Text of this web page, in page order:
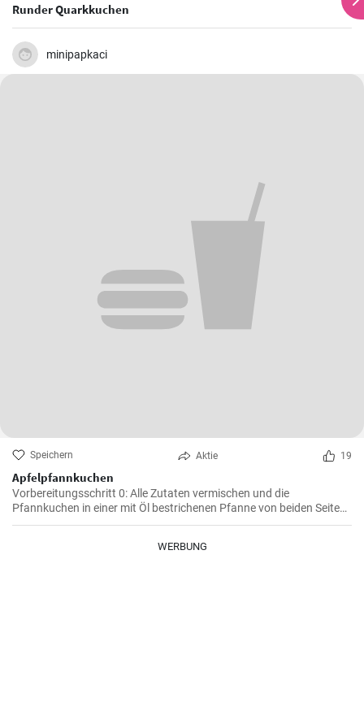
Runder Quarkkuchen
minipapkaci
Speichern Aktie 19
Apfelpfannkuchen
Vorbereitungsschritt 0: Alle Zutaten vermischen und die
Pfannkuchen in einer mit Öl bestrichenen Pfanne von beiden Seiten
braten.
WERBUNG